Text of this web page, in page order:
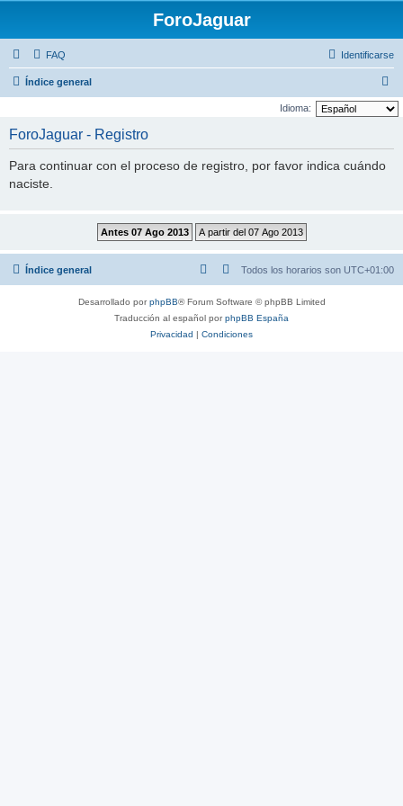
ForoJaguar
FAQ Identificarse
Índice general
u
Idioma:
ForoJaguar - Registro
Para continuar con el proceso de registro, por favor indica cuándo
naciste.
Índice general Todos los horarios son UTC+01:00
Desarrollado porphpBB® Forum Software © phpBB Limited
Traducción al español porphpBB España
Privacidad
Condiciones